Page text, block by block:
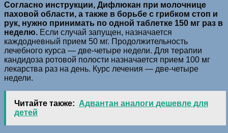
Согласно инструкции, Дифлюкан при молочнице
паховой области, а также в борьбе с грибком стоп и
рук, нужно принимать по одной таблетке 150 мг раз в
неделю. Если случай запущен, назначается
каждодневный прием 50 мг. Продолжительность
лечебного курса — две-четыре недели. Для терапии
кандидоза ротовой полости назначается прием 100 мг
лекарства раз на день. Курс лечения — две-четыре
недели.
Читайте также: Адвантан аналоги дешевле для
детей